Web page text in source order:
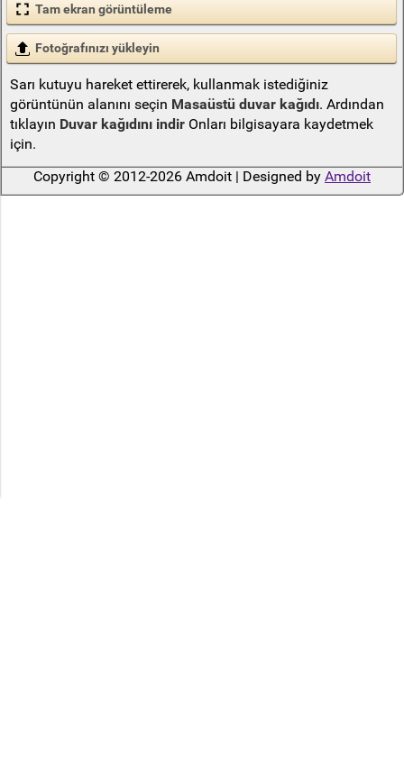
Tam ekran görüntüleme
Fotoğrafınızı yükleyin
Sarı kutuyu hareket ettirerek, kullanmak istediğiniz
görüntünün alanını seçin Masaüstü duvar kağıdı. Ardından
tıklayın Duvar kağıdını indirOnları bilgisayara kaydetmek
için.
Copyright © 2012-2026 Amdoit | Designed by Amdoit